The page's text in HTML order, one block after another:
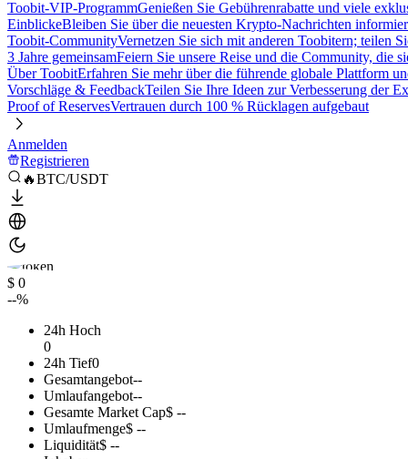
Toobit-VIP-ProgrammGenießen Sie Gebührenrabatte und viele
EinblickeBleiben Sie über die neuesten Krypto-Nachrichten
Toobit-CommunityVernetzen Sie sich mit anderen Toobitern; teilen
3 Jahre gemeinsamFeiern Sie unsere Reise und die Community, die
Über ToobitErfahren Sie mehr über die führende globale Plattform
Vorschläge & FeedbackTeilen Sie Ihre Ideen zur Verbesserung der
Proof of ReservesVertrauen durch 100 % Rücklagen aufgebaut
Anmelden
Registrieren
🔥BTC/USDT
$ 0
--%
24h Hoch
0
24h Tief0
Gesamtangebot--
Umlaufangebot--
Gesamte Market Cap$ --
Umlaufmenge$ --
Liquidität$ --